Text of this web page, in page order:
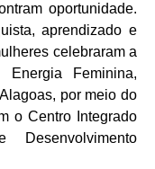
oportunidade.
aprendizado e
celebraram a
Feminina,
por meio do
o Centro Integrado